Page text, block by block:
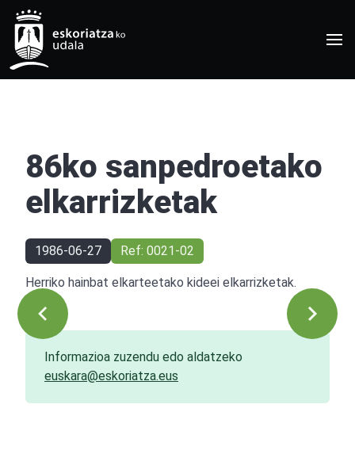
86ko sanpedroetako
elkarrizketak
1986-06-27 Ref: 0021-02
Herriko hainbat elkarteetako kideei elkarrizketak.
Informazioa zuzendu edo aldatzeko
euskara@eskoriatza.eus